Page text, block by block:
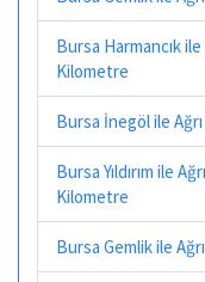
Bursa Harmancık
Kilometre
Bursa İnegöl ile
Bursa Yıldırım ile
Kilometre
Bursa Gemlik ile